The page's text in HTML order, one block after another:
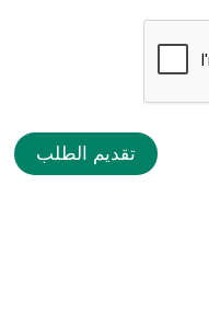
تقديم الطلب